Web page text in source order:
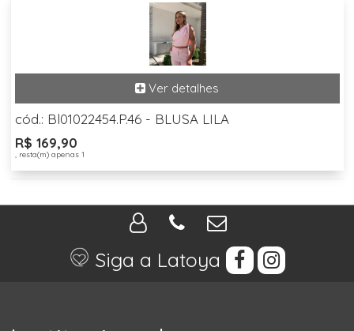
cód.: Bl01022454.P.46 - BLUSA LILA
R$ 169,90
, resta(m) apenas 1
Siga a Latoya